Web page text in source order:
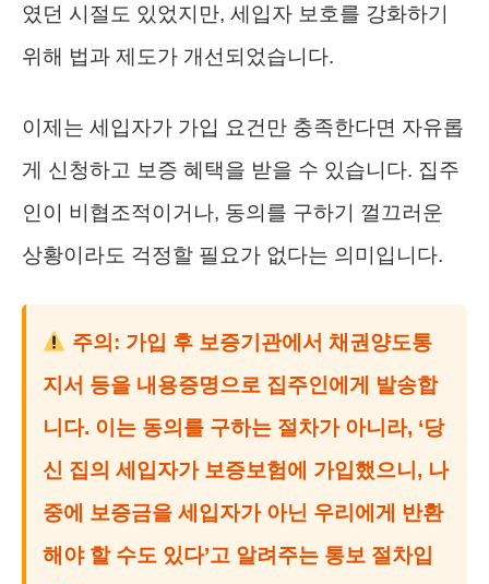
였던 시절도 있었지만, 세입자 보호를 강화하기
위해 법과 제도가 개선되었습니다.
이제는 세입자가 가입 요건만 충족한다면 자유롭
게 신청하고 보증 혜택을 받을 수 있습니다. 집주
인이 비협조적이거나, 동의를 구하기 껄끄러운
상황이라도 걱정할 필요가 없다는 의미입니다.
주의: 가입 후 보증기관에서 채권양도통
지서 등을 내용증명으로 집주인에게 발송합
니다. 이는 동의를 구하는 절차가 아니라, ‘당
신 집의 세입자가 보증보험에 가입했으니, 나
중에 보증금을 세입자가 아닌 우리에게 반환
해야 할 수도 있다’고 알려주는 통보 절차입